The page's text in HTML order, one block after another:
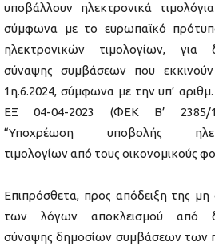
υποβάλλουν ηλεκτρονικά
σύμφωνα με το ευρωπαϊκό
ηλεκτρονικών τιμολογίων, για
σύναψης συμβάσεων που
1η.6.2024, σύμφωνα με την υπ’
ΕΞ 04-04-2023 (ΦΕΚ Β’ 2385/
“Υποχρέωση υποβολής
τιμολογίων από τους οικονομικούς
Επιπρόσθετα, προς απόδειξη της μη
των λόγων αποκλεισμού από
σύναψης δημοσίων συμβάσεων των